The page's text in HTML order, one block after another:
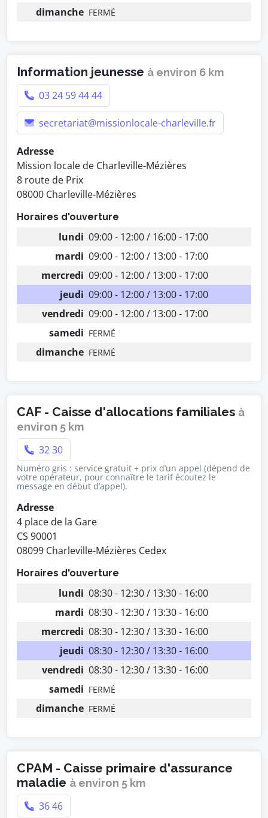
dimanche FERMÉ
Information jeunesse à environ 6 km
03 24 59 44 44
secretariat@missionlocale-charleville.fr
Adresse
Mission locale de Charleville-Mézières
8 route de Prix
08000 Charleville-Mézières
Horaires d'ouverture
lundi 09:00 - 12:00 / 16:00 - 17:00
mardi 09:00 - 12:00 / 13:00 - 17:00
mercredi 09:00 - 12:00 / 13:00 - 17:00
jeudi 09:00 - 12:00 / 13:00 - 17:00
vendredi 09:00 - 12:00 / 13:00 - 17:00
samedi FERMÉ
dimanche FERMÉ
CAF - Caisse d'allocations familiales à
environ 5 km
32 30
Numéro gris : service gratuit + prix d’un appel (dépend de
votre opérateur, pour connaître le tarif écoutez le
message en début d’appel).
Adresse
4 place de la Gare
CS 90001
08099 Charleville-Mézières Cedex
Horaires d'ouverture
lundi 08:30 - 12:30 / 13:30 - 16:00
mardi 08:30 - 12:30 / 13:30 - 16:00
mercredi 08:30 - 12:30 / 13:30 - 16:00
jeudi 08:30 - 12:30 / 13:30 - 16:00
vendredi 08:30 - 12:30 / 13:30 - 16:00
samedi FERMÉ
dimanche FERMÉ
CPAM - Caisse primaire d'assurance
maladie à environ 5 km
36 46